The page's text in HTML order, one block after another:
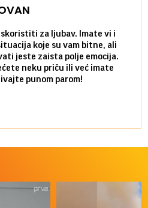
za ljubav. Imate vi i
koje su vam bitne, ali
jeste zaista polje emocija.
neku priču ili već imate
punom parom!